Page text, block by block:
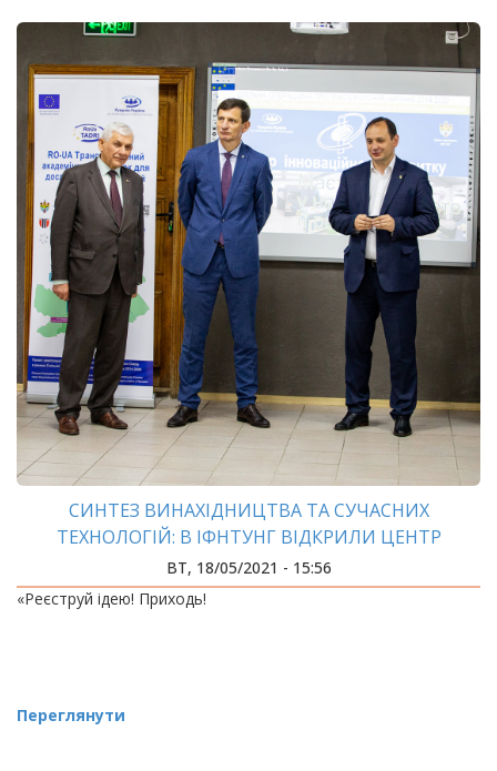
СИНТЕЗ ВИНАХІДНИЦТВА ТА СУЧАСНИХ
ТЕХНОЛОГІЙ: В ІФНТУНГ ВІДКРИЛИ ЦЕНТР
ІННОВАЦІЙНОГО РОЗВИТКУ
ВТ, 18/05/2021 - 15:56
«Реєструй ідею! Приходь!
Переглянути